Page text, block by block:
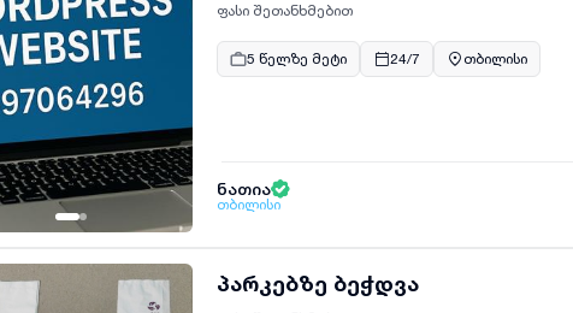
ფასი შეთანხმებით
5 წელზე მეტი 24/7 თბილისი
ნათია
თბილისი
პარკებზე ბეჭდვა